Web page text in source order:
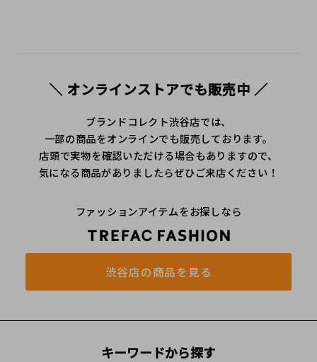
＼ オンラインストアでも販売中 ／
ブランドコレクト渋谷店では、
一部の商品をオンラインでも販売しております。
店頭で実物を確認いただける場合もありますので、
気になる商品がありましたらぜひご来店ください！
ファッションアイテムをお探しなら
渋谷店の商品を見る
キーワードから探す